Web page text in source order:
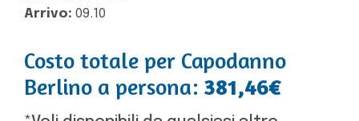
Arrivo: 09.10
Costo totale per Capodanno
Berlino a persona: 381,46€